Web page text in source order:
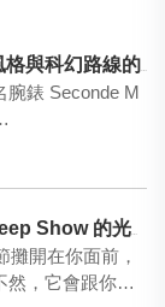
腕錶 Seconde M
攤開在你面前，
然，它會跟你